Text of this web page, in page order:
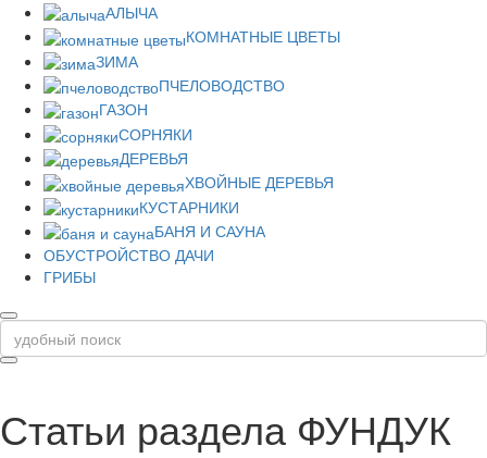
АЛЫЧА
КОМНАТНЫЕ ЦВЕТЫ
ЗИМА
ПЧЕЛОВОДСТВО
ГАЗОН
СОРНЯКИ
ДЕРЕВЬЯ
ХВОЙНЫЕ ДЕРЕВЬЯ
КУСТАРНИКИ
БАНЯ И САУНА
ОБУСТРОЙСТВО ДАЧИ
ГРИБЫ
Статьи раздела ФУНДУК